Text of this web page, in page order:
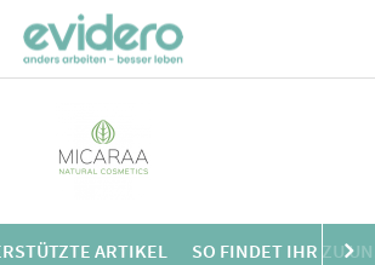
ARTIKEL SO FINDET IHR ZU